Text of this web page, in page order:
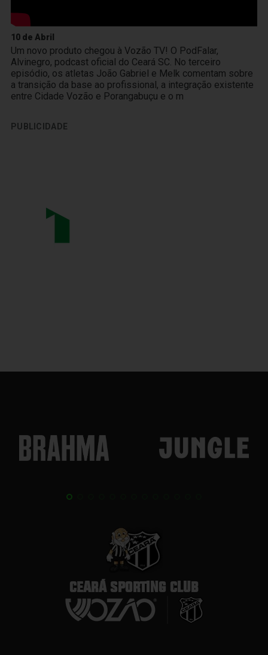
10 de Abril
Um novo produto chegou à Vozão TV! O PodFalar,
Alvinegro, podcast oficial do Ceará SC. No terceiro
episódio, os atletas João Gabriel e Melk comentam sobre
a transição da base ao profissional, a integração existente
entre Cidade Vozão e Porangabuçu e o m
PUBLICIDADE
CEARÁ SPORTING CLUB